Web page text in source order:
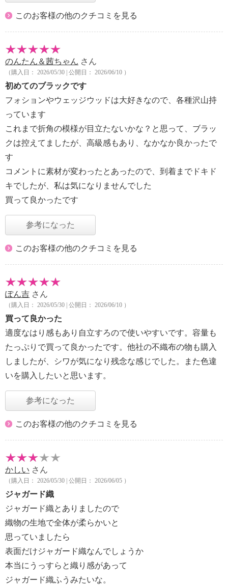
このお客様の他のクチコミを見る
のんたん＆茜ちゃん さん
（購入日： 2026/05/30 | 公開日： 2026/06/10 ）
初めてのブラックです
フォションやウェッジウッドは大好きなので、各種沢山持
っています
これまで折角の模様が目立たないかな？と思って、ブラッ
クは控えてましたが、高級感もあり、なかなか良かったで
す
コメントに素材が変わったとあったので、到着までドキド
キでしたが、私は気になりませんでした
買って良かったです
参考になった
このお客様の他のクチコミを見る
ぽん吉 さん
（購入日： 2026/05/30 | 公開日： 2026/06/10 ）
買って良かった
適度なはり感もあり自立すろので使いやすいです。容量も
たっぷりで買って良かったです。他社の不織布の物も購入
しましたが、シワが気になり残念な感じでした。また色違
いを購入したいと思います。
参考になった
このお客様の他のクチコミを見る
かしい さん
（購入日： 2026/05/30 | 公開日： 2026/06/05 ）
ジャガード織
ジャガード織とありましたので
織物の生地で全体が柔らかいと
思っていましたら
表面だけジャガード織なんでしょうか
本当にうっすらと織り感があって
ジャガード織ふうみたいな。